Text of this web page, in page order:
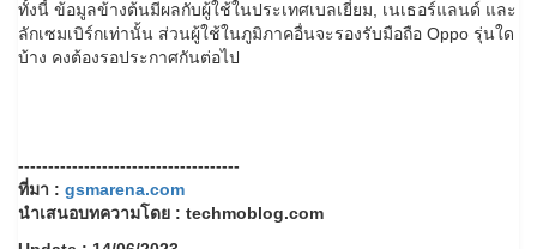
ทั้งนี้ ข้อมูลข้างต้นมีผลกับผู้ใช้ในประเทศเบลเยี่ยม, เนเธอร์แลนด์ และ
ลักเซมเบิร์กเท่านั้น ส่วนผู้ใช้ในภูมิภาคอื่นจะรองรับมือถือ Oppo รุ่นใด
บ้าง คงต้องรอประกาศกันต่อไป
-------------------------------------
ที่มา : gsmarena.com
นำเสนอบทความโดย : techmoblog.com